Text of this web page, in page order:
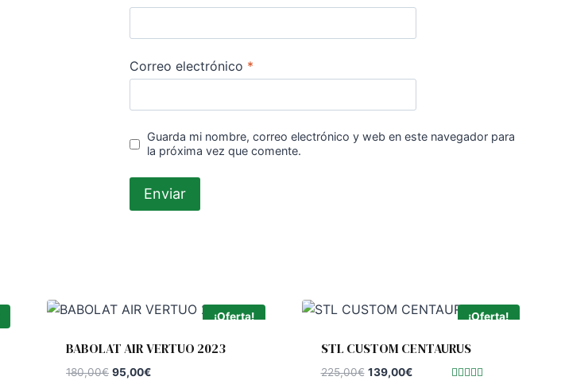
Correo electrónico *
Guarda mi nombre, correo electrónico y web en este navegador para
la próxima vez que comente.
¡Oferta!
BABOLAT AIR VERTUO 2023
180,00€ El
95,00€El
¡Oferta!
STL CUSTOM CENTAURUS
225,00€ El
139,00€El